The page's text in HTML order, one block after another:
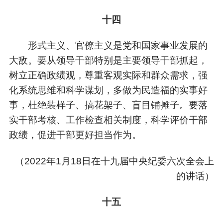
十四
形式主义、官僚主义是党和国家事业发展的
大敌。要从领导干部特别是主要领导干部抓起，
树立正确政绩观，尊重客观实际和群众需求，强
化系统思维和科学谋划，多做为民造福的实事好
事，杜绝装样子、搞花架子、盲目铺摊子。要落
实干部考核、工作检查相关制度，科学评价干部
政绩，促进干部更好担当作为。
（2022年1月18日在十九届中央纪委六次全会上
的讲话）
十五